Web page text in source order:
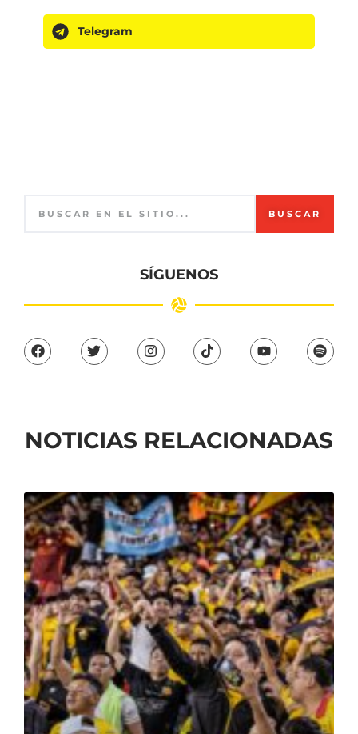
Telegram
BUSCAR
SÍGUENOS
NOTICIAS RELACIONADAS